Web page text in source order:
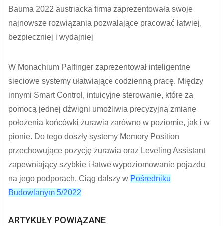
Bauma 2022 austriacka firma zaprezentowała swoje
najnowsze rozwiązania pozwalające pracować łatwiej,
bezpieczniej i wydajniej
W Monachium Palfinger zaprezentował inteligentne
sieciowe systemy ułatwiające codzienną pracę. Między
innymi Smart Control, intuicyjne sterowanie, które za
pomocą jednej dźwigni umożliwia precyzyjną zmianę
położenia końcówki żurawia zarówno w poziomie, jak i w
pionie. Do tego doszły systemy Memory Position
przechowujące pozycję żurawia oraz Leveling Assistant
zapewniający szybkie i łatwe wypoziomowanie pojazdu
na jego podporach. Ciąg dalszy w Pośredniku
Budowlanym 5/2022
ARTYKUŁY POWIĄZANE